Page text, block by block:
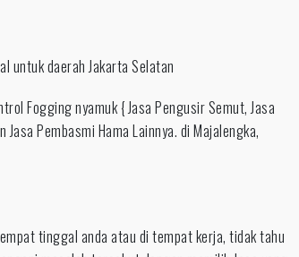
untuk daerah Jakarta Selatan
Fogging nyamuk { Jasa Pengusir Semut, Jasa
Pembasmi Hama Lainnya. di Majalengka,
tinggal anda atau di tempat kerja, tidak tahu